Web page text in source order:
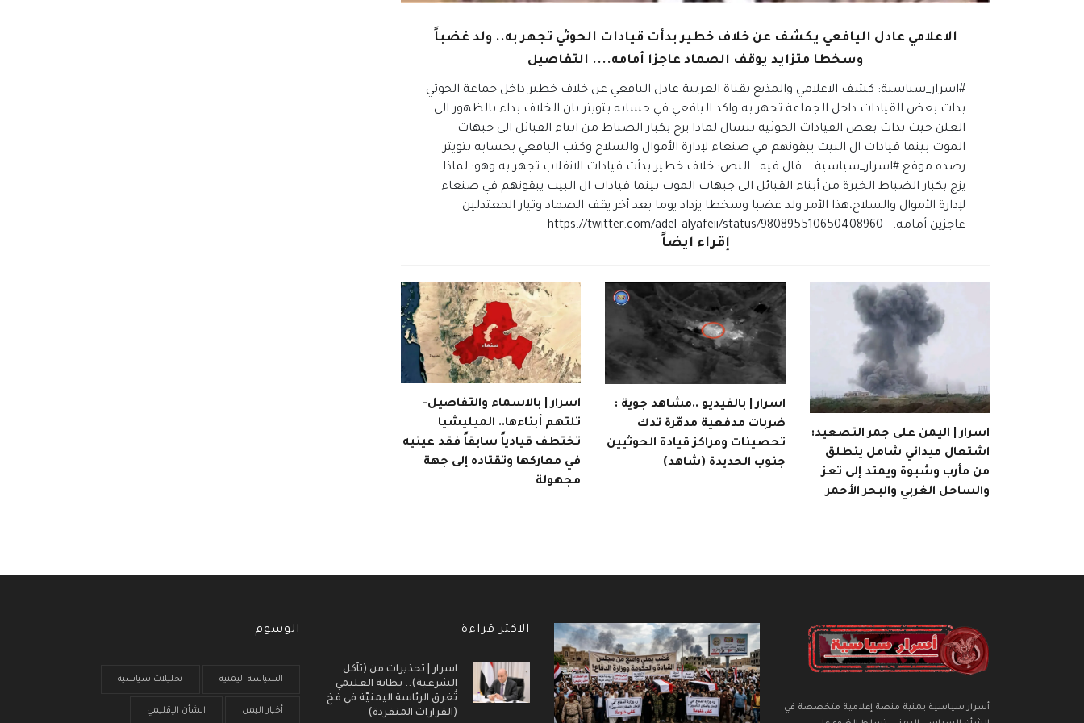
الاعلامي عادل اليافعي يكشف عن خلاف خطير بدأت قيادات الحوثي تجهر به.. ولد غضباً
وسخطا متزايد يوقف الصماد عاجزا أمامه.... التفاصيل
#اسرار_سياسية: كشف الاعلامي والمذيع بقناة العربية عادل اليافعي عن خلاف خطير داخل جماعة الحوثي
بدات بعض القيادات داخل الجماعة تجهر به واكد اليافعي في حسابه بتويتر بان الخلاف بداء بالظهور الى
العلن حيث بدات بعض القيادات الحوثية تتسال لماذا يزج بكبار الضباط من ابناء القبائل الى جبهات
الموت بينما قيادات ال البيت يبقونهم في صنعاء لإدارة الأموال والسلاح وكتب اليافعي بحسابه بتويتر
رصده موقع #اسرار_سياسية .. قال فيه.. النص: ‏خلاف خطير بدأت قيادات الانقلاب تجهر به وهو: ‏لماذا
يزج بكبار الضباط الخبرة من أبناء القبائل الى جبهات الموت بينما قيادات ال البيت يبقونهم في صنعاء
لإدارة الأموال والسلاح،هذا الأمر ولد غضبا وسخطا يزداد يوما بعد أخر يقف الصماد وتيار المعتدلين
عاجزين أمامه. https://twitter.com/adel_alyafeii/status/980895510650408960
إقراء ايضاً
اسرار | اليمن على جمر التصعيد:
اشتعال ميداني شامل ينطلق
من مأرب وشبوة ويمتد إلى تعز
والساحل الغربي والبحر الأحمر
اسرار | بالفيديو ..مشاهد جوية :
ضربات مدفعية مدمّرة تدك
تحصينات ومراكز قيادة الحوثيين
جنوب الحديدة (شاهد)
اسرار | بالاسماء والتفاصيل-
تلتهم أبناءها.. الميليشيا
تختطف قيادياً سابقاً فقد عينيه
في معاركها وتقتاده إلى جهة
مجهولة
أسرار سياسية يمنية منصة إعلامية متخصصة في
الاكثر قراءة
اسرار | تحذيرات من (تآكل
الشرعية).. بطانة العليمي
تُغرق الرئاسة اليمنيّة في فخ
(القرارات المنفردة)
الوسوم
السياسة اليمنية تحليلات سياسية
أخبار اليمن الشأن الإقليمي